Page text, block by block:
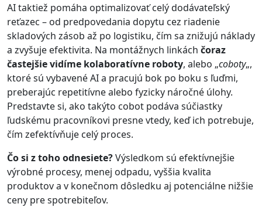
AI taktiež pomáha optimalizovať celý dodávateľský
reťazec – od predpovedania dopytu cez riadenie
skladových zásob až po logistiku, čím sa znižujú náklady
a zvyšuje efektivita. Na montážnych linkách čoraz
častejšie vidíme kolaboratívne roboty, alebo „coboty„,
ktoré sú vybavené AI a pracujú bok po boku s ľuďmi,
preberajúc repetitívne alebo fyzicky náročné úlohy.
Predstavte si, ako takýto cobot podáva súčiastky
ľudskému pracovníkovi presne vtedy, keď ich potrebuje,
čím zefektívňuje celý proces.
Čo si z toho odnesiete?Výsledkom sú efektívnejšie
výrobné procesy, menej odpadu, vyššia kvalita
produktov a v konečnom dôsledku aj potenciálne nižšie
ceny pre spotrebiteľov.